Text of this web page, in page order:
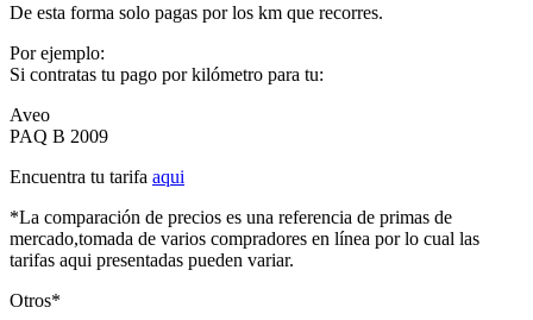
De esta forma solo pagas por los km que recorres.
Por ejemplo:
Si contratas tu pago por kilómetro para tu:
Aveo
PAQ B 2009
Encuentra tu tarifa aqui
*La comparación de precios es una referencia de primas de
mercado,tomada de varios compradores en línea por lo cual las
tarifas aqui presentadas pueden variar.
Otros*